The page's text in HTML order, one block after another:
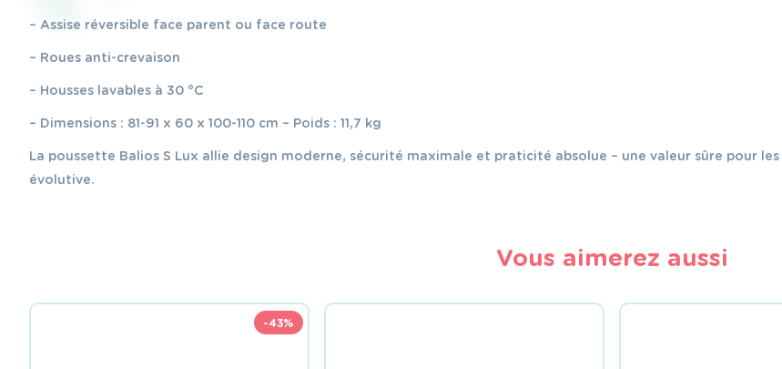
– Assise réversible face parent ou face route
– Roues anti-crevaison
– Housses lavables à 30 °C
– Dimensions : 81-91 x 60 x 100-110 cm – Poids : 11,7 kg
La poussette Balios S Lux allie design moderne, sécurité maximale et praticité absolue – une valeur sûre pour
évolutive.
Vous aimerez aussi
-43%